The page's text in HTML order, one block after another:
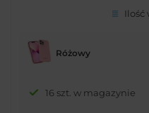
Ilość
Różowy
16 szt. w magazynie